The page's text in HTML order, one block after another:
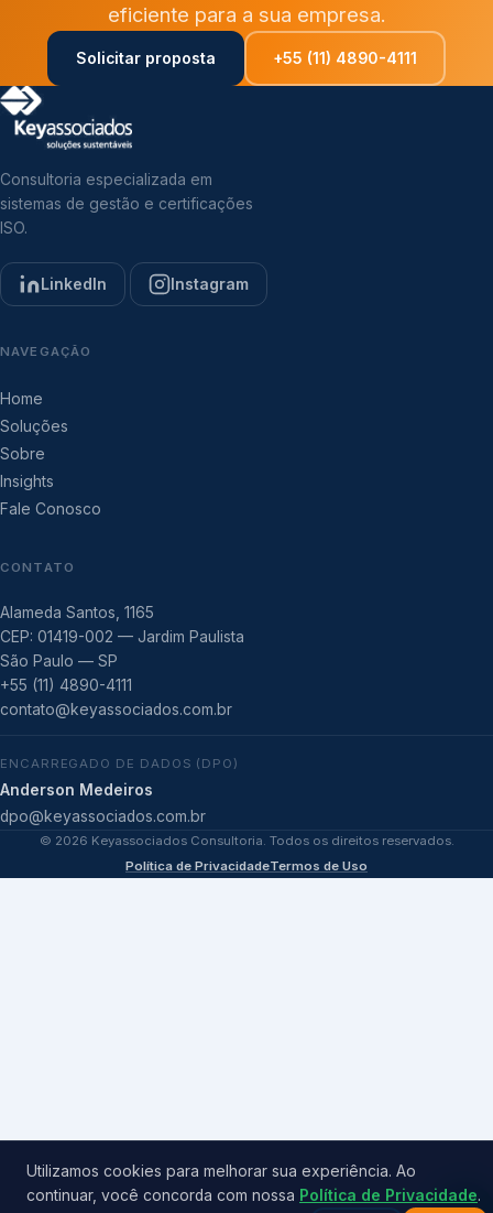
eficiente para a sua empresa.
Solicitar proposta +55 (11) 4890-4111
Consultoria especializada em
sistemas de gestão e certificações
ISO.
LinkedIn Instagram
NAVEGAÇÃO
Home
Soluções
Sobre
Insights
Fale Conosco
CONTATO
Alameda Santos, 1165
CEP: 01419-002 — Jardim Paulista
São Paulo — SP
+55 (11) 4890-4111
contato@keyassociados.com.br
ENCARREGADO DE DADOS (DPO)
Anderson Medeiros
dpo@keyassociados.com.br
© 2026 Keyassociados Consultoria. Todos os direitos reservados.
Política de PrivacidadeTermos de Uso
Utilizamos cookies para melhorar sua experiência. Ao
continuar, você concorda com nossa Política de Privacidade.